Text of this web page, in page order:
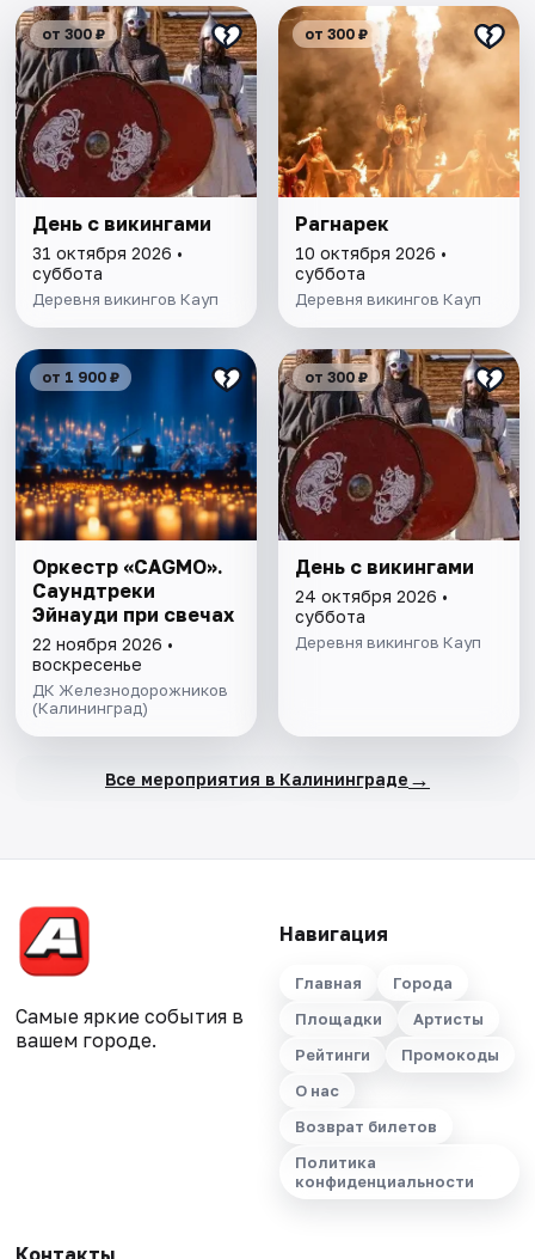
от 300 ₽
День с викингами
31 октября 2026 •
суббота
Деревня викингов Кауп
от 300 ₽
Рагнарек
10 октября 2026 •
суббота
Деревня викингов Кауп
от 1 900 ₽
Оркестр «CAGMO».
Саундтреки
Эйнауди при свечах
22 ноября 2026 •
воскресенье
ДК Железнодорожников
(Калининград)
от 300 ₽
День с викингами
24 октября 2026 •
суббота
Деревня викингов Кауп
Все мероприятия в Калининграде →
Самые яркие события в
вашем городе.
Навигация
Главная
Города
Площадки
Артисты
Рейтинги
Промокоды
О нас
Возврат билетов
Политика
конфиденциальности